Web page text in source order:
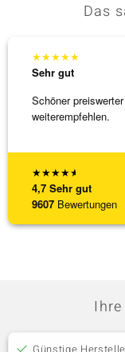
Das
★★★★★
4,7 Sehr gut
9607 Bewertungen
★★★★★
Sehr gut
Schöner
weiterempfehlen.